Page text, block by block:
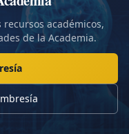
académicos,
de la Academia.